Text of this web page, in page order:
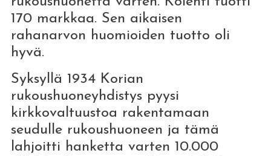
170 markkaa. Sen aikaisen
rahanarvon huomioiden tuotto oli
hyvä.
Syksyllä 1934 Korian
rukoushuoneyhdistys pyysi
kirkkovaltuustoa rakentamaan
seudulle rukoushuoneen ja tämä
lahjoitti hanketta varten 10.000